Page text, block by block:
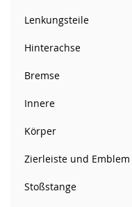
Lenkungsteile
Hinterachse
Bremse
Innere
Körper
Zierleiste und Emblem
Stoßstange